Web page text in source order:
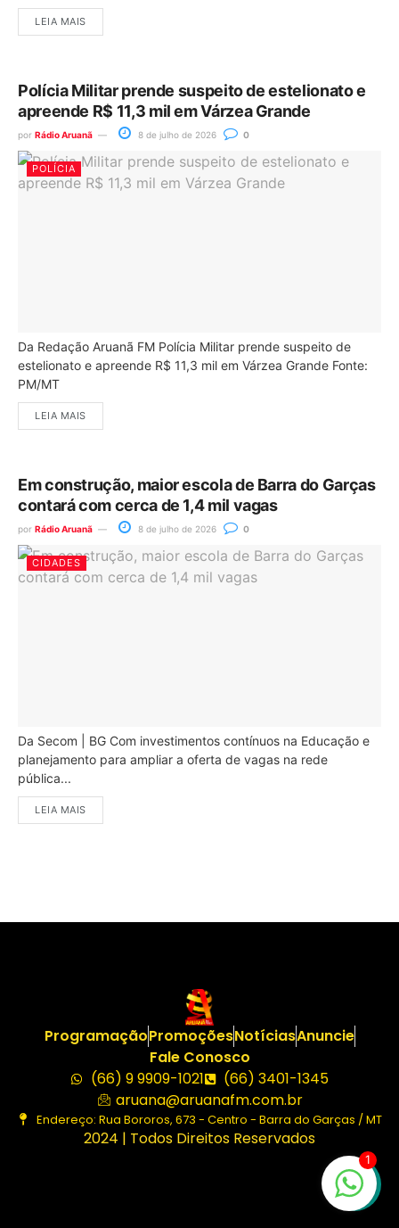
LEIA MAIS
Polícia Militar prende suspeito de estelionato e
apreende R$ 11,3 mil em Várzea Grande
por Rádio Aruanã 8 de julho de 2026 0
POLÍCIA
Da Redação Aruanã FM Polícia Militar prende suspeito de
estelionato e apreende R$ 11,3 mil em Várzea Grande Fonte:
PM/MT
LEIA MAIS
Em construção, maior escola de Barra do Garças
contará com cerca de 1,4 mil vagas
por Rádio Aruanã 8 de julho de 2026 0
CIDADES
Da Secom | BG Com investimentos contínuos na Educação e
planejamento para ampliar a oferta de vagas na rede
pública...
LEIA MAIS
ProgramaçãoPromoçõesNotíciasAnuncie
Fale Conosco
(66) 9 9909-1021
(66) 3401-1345
aruana@aruanafm.com.br
Endereço: Rua Bororos, 673 - Centro - Barra do Garças / MT
2024 | Todos Direitos Reservados
1